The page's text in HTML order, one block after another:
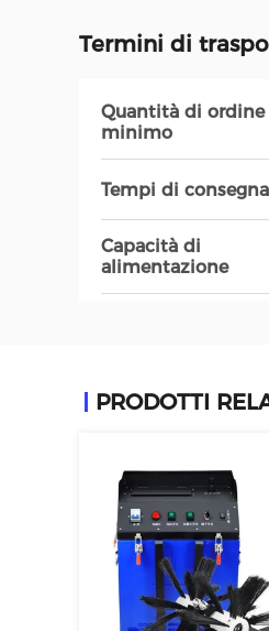
Termini di
Quantità di ordine
minimo
Tempi di consegna
Capacità di
alimentazione
PRODOTTI